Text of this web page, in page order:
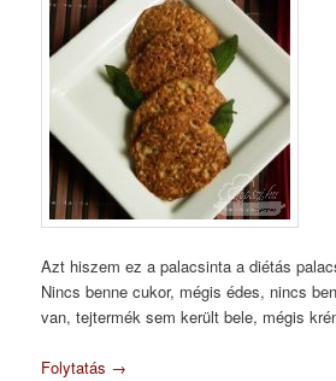
Azt hiszem ez a palacsinta a diétás
Nincs benne cukor, mégis édes, nincs
van, tejtermék sem került bele, mégis
Folytatás →